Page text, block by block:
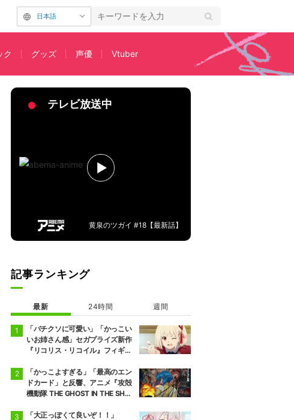
日本語
ク グッズ 声優 Vtuber
歌舞伎モーション”って何だ！？
テレビ放送中
黄泉のツガイ #18【最新話】
記事ランキング
最新 24時間 週間
「バチクソに可愛い」「かっこい
いお姉さん感」セガプライズ新作
『リコリス・リコイル』フィギュ
「かっこよすぎる」「最高のエン
ドカード」と反響、アニメ『攻殻
機動隊 THE GHOST IN THE SHEL
「大正っぽくて良いぞ！！」